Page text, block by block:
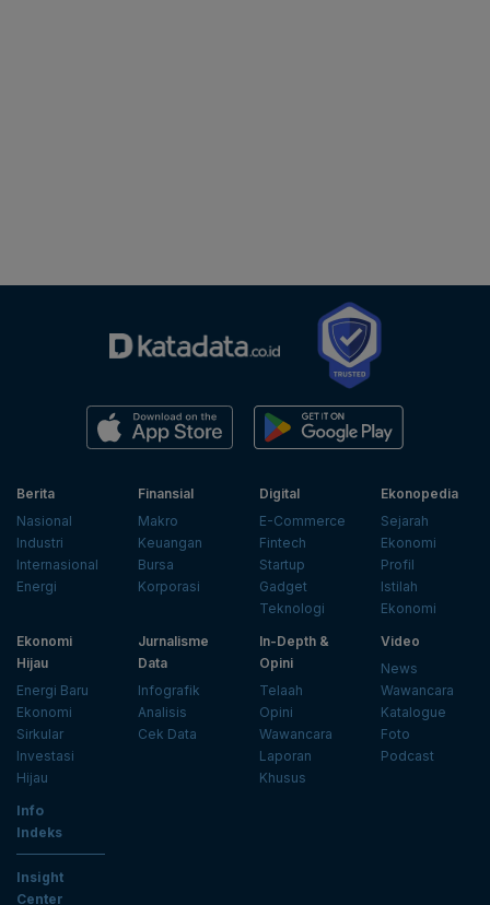
Berita
Nasional
Industri
Internasional
Energi
Finansial
Makro
Keuangan
Bursa
Korporasi
Digital
E-Commerce
Fintech
Startup
Gadget
Teknologi
Ekonopedia
Sejarah
Ekonomi
Profil
Istilah
Ekonomi
Ekonomi
Hijau
Energi Baru
Ekonomi
Sirkular
Investasi
Hijau
Jurnalisme
Data
Infografik
Analisis
Cek Data
In-Depth &
Opini
Telaah
Opini
Wawancara
Laporan
Khusus
Video
News
Wawancara
Katalogue
Foto
Podcast
Info
Indeks
Insight
Center